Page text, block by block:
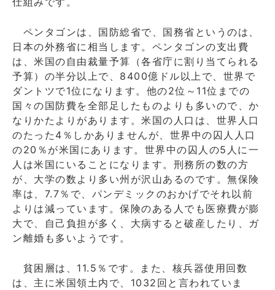
ペンタゴンは、国防総省で、国務省というのは、
日本の外務省に相当します。ペンタゴンの支出費
は、米国の自由裁量予算（各省庁に割り当てられる
予算）の半分以上で、8400億ドル以上で、世界で
ダントツで1位になります。他の2位～11位までの
国々の国防費を全部足したものよりも多いので、か
なりかたよりがあります。米国の人口は、世界人口
のたった4％しかありませんが、世界中の囚人人口
の20％が米国にあります。世界中の囚人の5人に一
人は米国にいることになります。刑務所の数の方
が、大学の数より多い州が沢山あるのです。無保険
率は、7.7％で、パンデミックのおかげでそれ以前
よりは減っています。保険のある人でも医療費が膨
大で、自己負担が多く、大病すると破産したり、ガ
ン離婚も多いようです。
貧困層は、11.5％です。また、核兵器使用回数
は、主に米国領土内で、1032回と言われていま